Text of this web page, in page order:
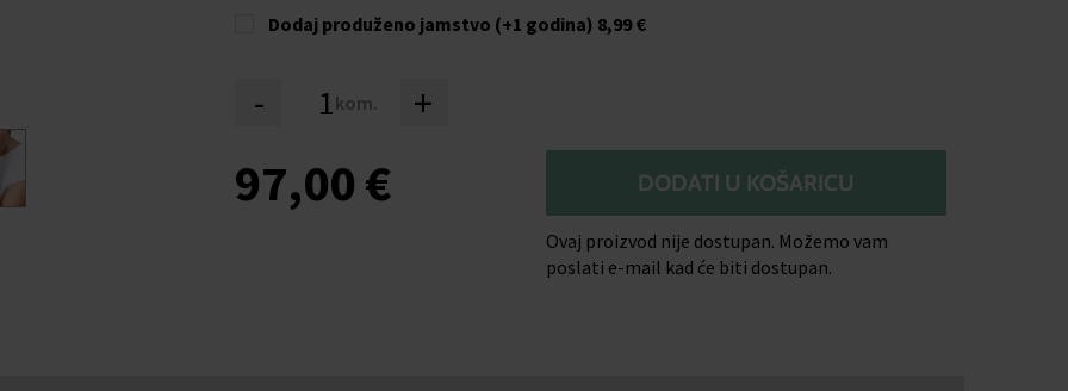
Dodaj produženo jamstvo (+1 godina) 8,99 €
- kom. +
97,00 € DODATI U KOŠARICU
Ovaj proizvod nije dostupan. Možemo vam
poslati e-mail kad će biti dostupan.